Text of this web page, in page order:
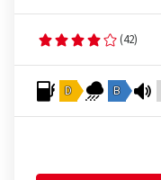
(42)
D B